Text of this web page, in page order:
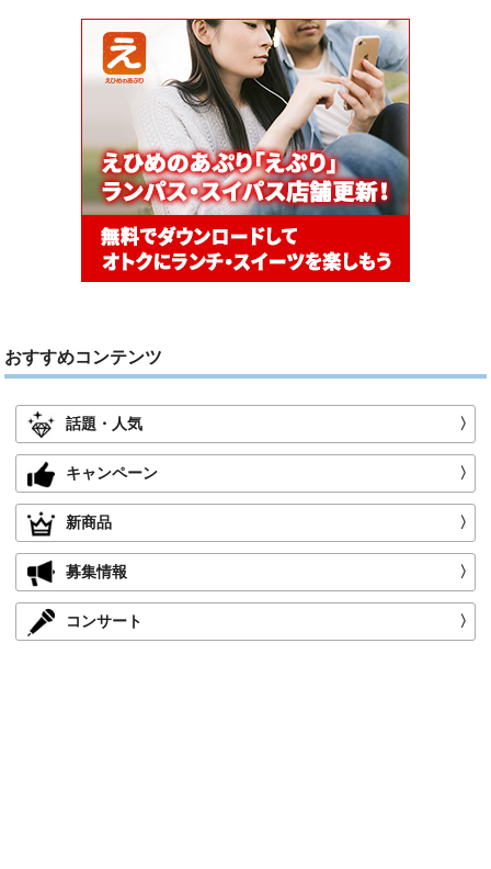
おすすめコンテンツ
話題・人気 〉
キャンペーン 〉
新商品 〉
募集情報 〉
コンサート 〉